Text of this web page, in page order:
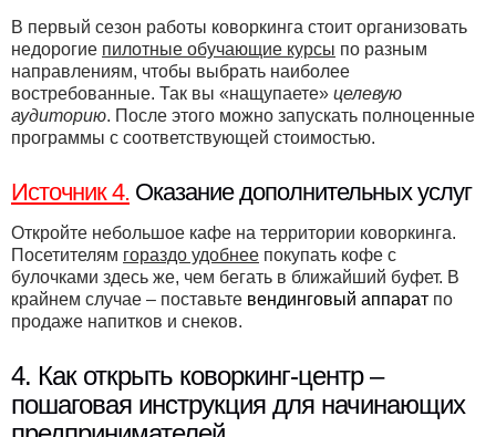
В первый сезон работы коворкинга стоит организовать
недорогие пилотные обучающие курсы по разным
направлениям, чтобы выбрать наиболее
востребованные. Так вы «нащупаете» целевую
аудиторию. После этого можно запускать полноценные
программы с соответствующей стоимостью.
Источник 4. Оказание дополнительных услуг
Откройте небольшое кафе на территории коворкинга.
Посетителям гораздо удобнее покупать кофе с
булочками здесь же, чем бегать в ближайший буфет. В
крайнем случае – поставьте вендинговый аппарат по
продаже напитков и снеков.
4. Как открыть коворкинг-центр –
пошаговая инструкция для начинающих